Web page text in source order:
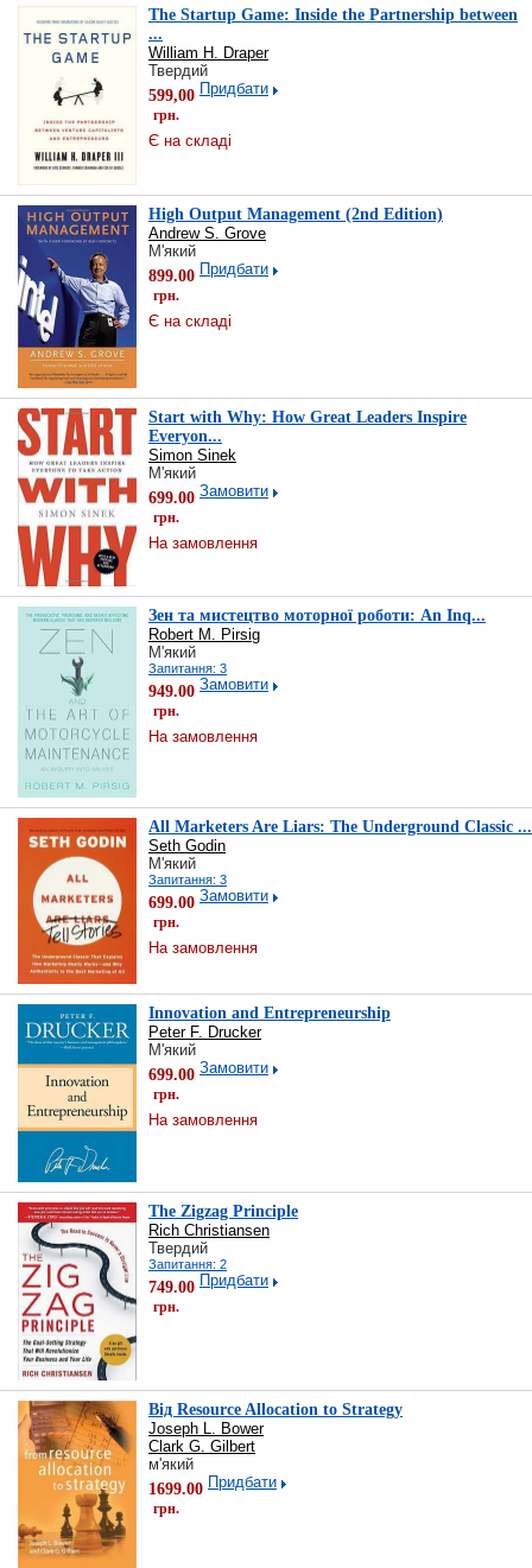
The Startup Game: Inside the Partnership between
...
William H. Draper
Твердий
599,00
грн.
Придбати
Є на складі
High Output Management (2nd Edition)
Andrew S. Grove
М'який
899.00
грн.
Придбати
Є на складі
Start with Why: How Great Leaders Inspire
Everyon...
Simon Sinek
М'який
699.00
грн.
Замовити
На замовлення
Зен та мистецтво моторної роботи: An Inq...
Robert M. Pirsig
М'який
Запитання: 3
949.00
грн.
Замовити
На замовлення
All Marketers Are Liars: The Underground Classic ...
Seth Godin
М'який
Запитання: 3
699.00
грн.
Замовити
На замовлення
Innovation and Entrepreneurship
Peter F. Drucker
М'який
699.00
грн.
Замовити
На замовлення
The Zigzag Principle
Rich Christiansen
Твердий
Запитання: 2
749.00
грн.
Придбати
Від Resource Allocation to Strategy
Joseph L. Bower
Clark G. Gilbert
м'який
1699.00
грн.
Придбати